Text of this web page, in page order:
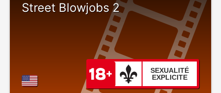
Street Blowjobs 2
SEXUALITÉ
EXPLICITE